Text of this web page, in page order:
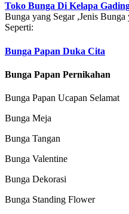
Toko Bunga Di Kelapa
Bunga yang Segar ,Jenis
Seperti:
Bunga Papan Duka Cita
Bunga Papan Pernikahan
Bunga Papan Ucapan Selamat
Bunga Meja
Bunga Tangan
Bunga Valentine
Bunga Dekorasi
Bunga Standing Flower